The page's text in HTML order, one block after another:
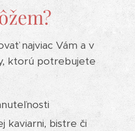
najviac Vám a v
ktorú potrebujete
kaviarni, bistre či